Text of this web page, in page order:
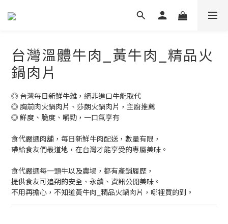
台灣溫體牛肉_黃牛肉_精品火
鍋肉片
◎ 台灣每日新鮮牛雜，絕非進口牛能取代
◎ 胸前肉火鍋肉片、莎朗火鍋肉片，主廚推薦
◎ 鮮度、脆度、嚼勁，一口氣享有
食代嚴選肉舖，每日新鮮牛肉配送，數量有限，
帶給食友們最道地，在台灣才能享受的專屬美味。
食代嚴選每一頭牛以及農場，都有產銷履歷，
提供食友可追朔的安全、永續、資訊公開美味。
不用再擔心，不知道黃牛肉_精品火鍋肉片，哪裡買的到。